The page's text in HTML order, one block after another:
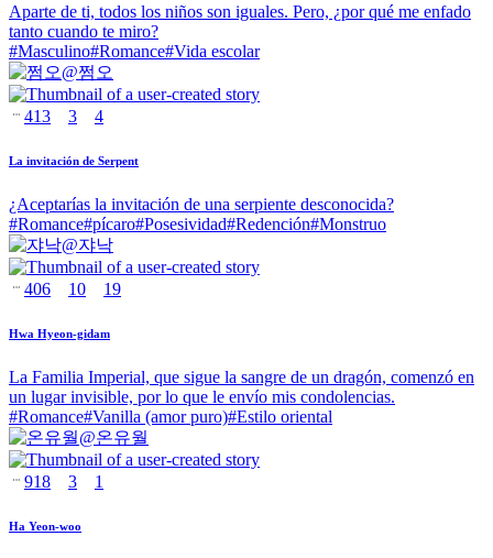
Aparte de ti, todos los niños son iguales. Pero, ¿por qué me enfado
tanto cuando te miro?
#Masculino#Romance#Vida escolar
@쩜오
413 3 4
La invitación de Serpent
¿Aceptarías la invitación de una serpiente desconocida?
#Romance#pícaro#Posesividad#Redención#Monstruo
@쟈낙
406 10 19
Hwa Hyeon-gidam
La Familia Imperial, que sigue la sangre de un dragón, comenzó en
un lugar invisible, por lo que le envío mis condolencias.
#Romance#Vanilla (amor puro)#Estilo oriental
@온유월
918 3 1
Ha Yeon-woo